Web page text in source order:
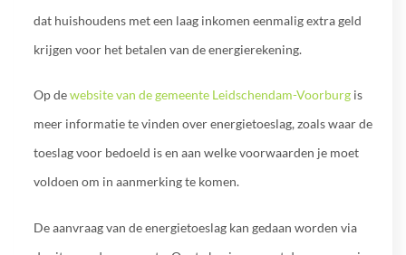
dat huishoudens met een laag inkomen eenmalig extra geld
krijgen voor het betalen van de energierekening.
Op dewebsite van de gemeente Leidschendam-Voorburgis
meer informatie te vinden over energietoeslag, zoals waar de
toeslag voor bedoeld is en aan welke voorwaarden je moet
voldoen om in aanmerking te komen.
De aanvraag van de energietoeslag kan gedaan worden via